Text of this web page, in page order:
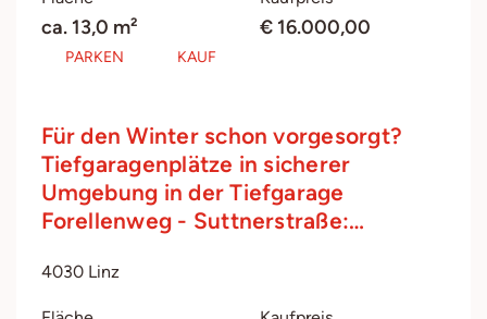
ca. 13,0 m² € 16.000,00
PARKEN KAUF
Für den Winter schon vorgesorgt?
Tiefgaragenplätze in sicherer
Umgebung in der Tiefgarage
Forellenweg - Suttnerstraße:…
4030 Linz